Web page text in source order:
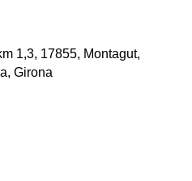
1,3, 17855, Montagut,
Girona